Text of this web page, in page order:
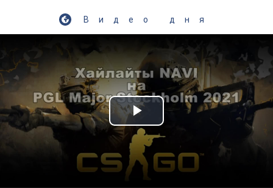
Видео дня
Play Video